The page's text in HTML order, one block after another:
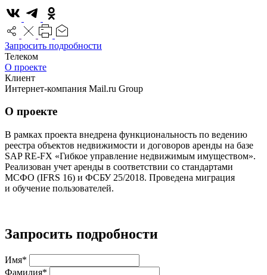
Запросить подробности
Телеком
О проекте
Клиент
Интернет-компания Mail.ru Group
О проекте
В рамках проекта внедрена функциональность по ведению
реестра объектов недвижимости и договоров аренды на базе
SAP RE-FX «Гибкое управление недвижимым имуществом».
Реализован учет аренды в соответствии со стандартами
МСФО (IFRS 16) и ФСБУ 25/2018. Проведена миграция
и обучение пользователей.
Запросить подробности
Имя*
Фамилия*